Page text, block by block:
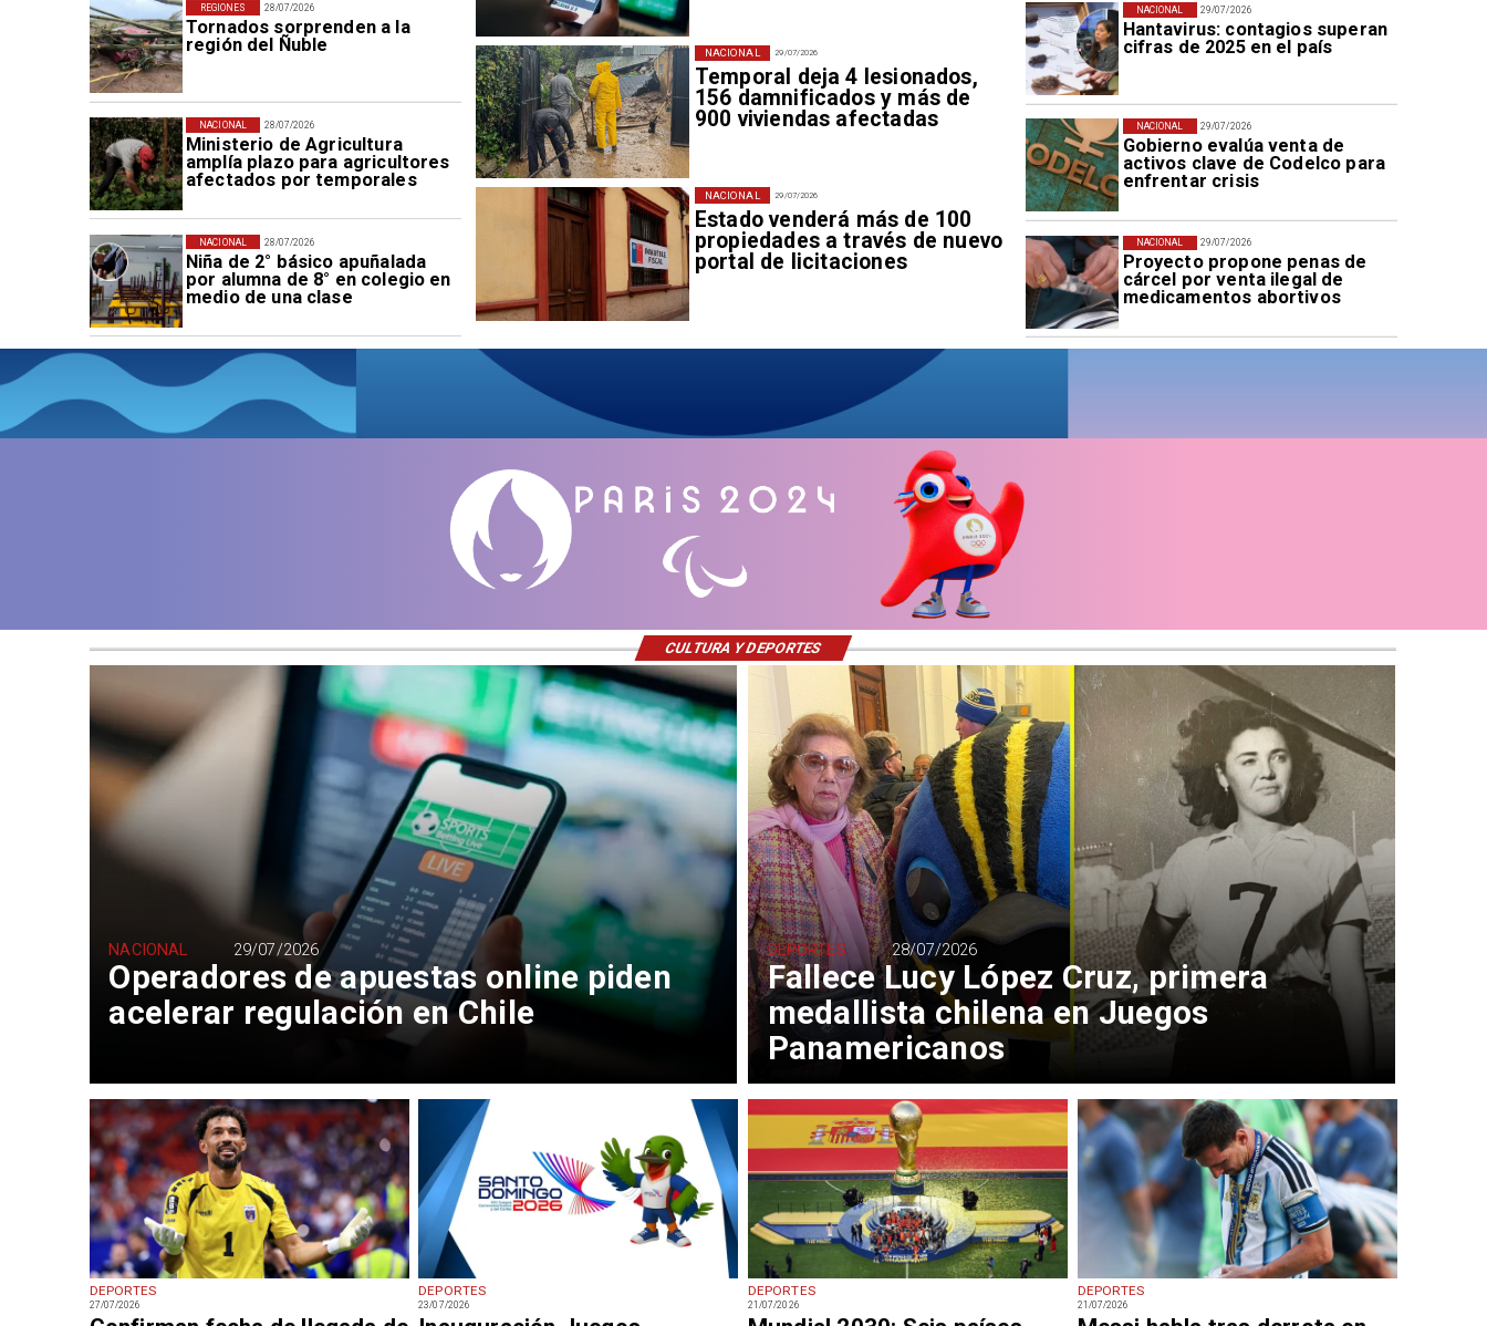
29/07/2026
Hantavirus: contagios superan
cifras de 2025 en el país
NACIONAL
29/07/2026
Gobierno evalúa venta de
activos clave de Codelco para
enfrentar crisis
NACIONAL
29/07/2026
Proyecto propone penas de
cárcel por venta ilegal de
medicamentos abortivos
NACIONAL
28/07/2026
Tornados sorprenden a la
región del Ñuble
REGIONES
28/07/2026
Ministerio de Agricultura
amplía plazo para agricultores
afectados por temporales
NACIONAL
28/07/2026
Niña de 2° básico apuñalada
por alumna de 8° en colegio en
medio de una clase
NACIONAL
29/07/2026
Temporal deja 4 lesionados,
156 damnificados y más de
900 viviendas afectadas
NACIONAL
29/07/2026
Estado venderá más de 100
propiedades a través de nuevo
portal de licitaciones
NACIONAL
Operadores de apuestas online piden
acelerar regulación en Chile
NACIONAL 29/07/2026
Fallece Lucy López Cruz, primera
medallista chilena en Juegos
Panamericanos
DEPORTES 28/07/2026
DEPORTES
27/07/2026
DEPORTES
23/07/2026
DEPORTES
21/07/2026
DEPORTES
21/07/2026
CULTURA Y DEPORTES